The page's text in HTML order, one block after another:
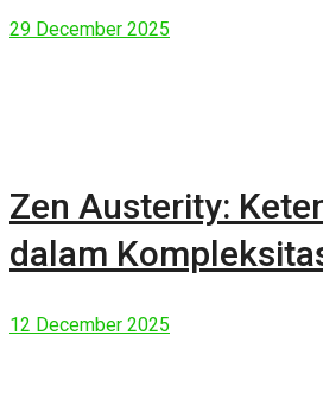
29 December 2025
Zen Austerity:
dalam
12 December 2025